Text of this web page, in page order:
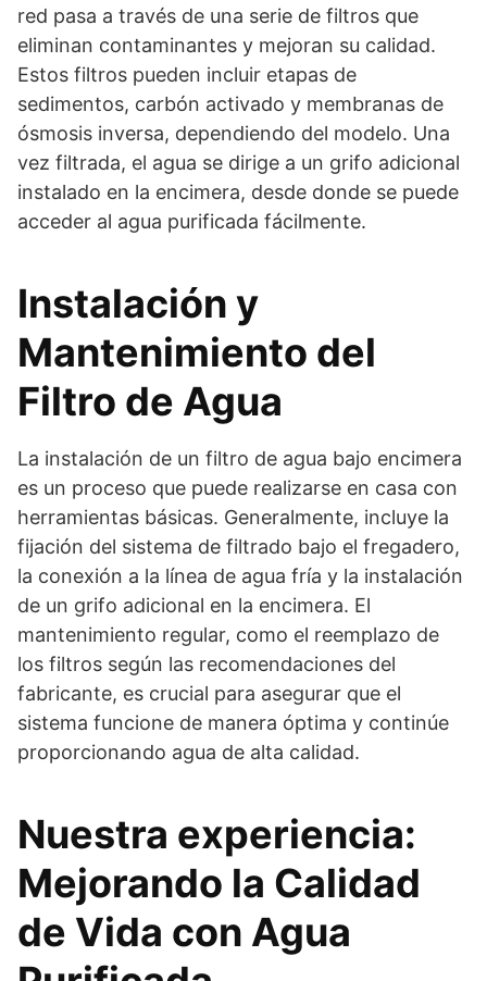
red pasa a través de una serie de filtros que
eliminan contaminantes y mejoran su calidad.
Estos filtros pueden incluir etapas de
sedimentos, carbón activado y membranas de
ósmosis inversa, dependiendo del modelo. Una
vez filtrada, el agua se dirige a un grifo adicional
instalado en la encimera, desde donde se puede
acceder al agua purificada fácilmente.
Instalación y
Mantenimiento del
Filtro de Agua
La instalación de un filtro de agua bajo encimera
es un proceso que puede realizarse en casa con
herramientas básicas. Generalmente, incluye la
fijación del sistema de filtrado bajo el fregadero,
la conexión a la línea de agua fría y la instalación
de un grifo adicional en la encimera. El
mantenimiento regular, como el reemplazo de
los filtros según las recomendaciones del
fabricante, es crucial para asegurar que el
sistema funcione de manera óptima y continúe
proporcionando agua de alta calidad.
Nuestra experiencia:
Mejorando la Calidad
de Vida con Agua